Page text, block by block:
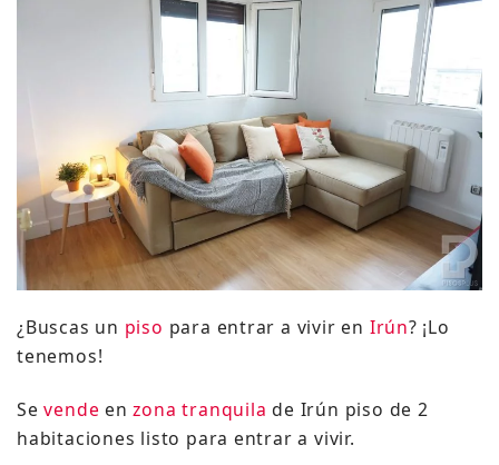
¿Buscas un piso para entrar a vivir en Irún? ¡Lo
tenemos!
Sevende enzona tranquila de Irún piso de 2
habitaciones listo para entrar a vivir.